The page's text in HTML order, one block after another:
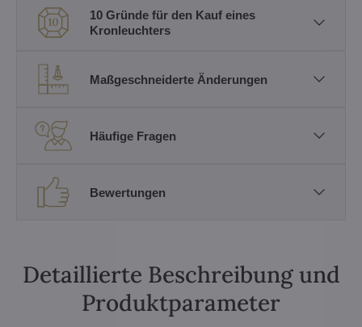
10 Gründe für den Kauf eines
Kronleuchters
Maßgeschneiderte Änderungen
Häufige Fragen
Bewertungen
Detaillierte Beschreibung und
Produktparameter